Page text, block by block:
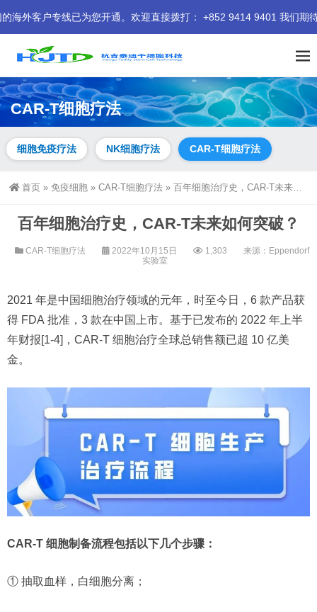
专线已为您开通。欢迎直接拨打： +852 9414 9401 我们期待为您服
CAR-T细胞疗法
细胞免疫疗法 NK细胞疗法 CAR-T细胞疗法
首页 » 免疫细胞 » CAR-T细胞疗法 » 百年细胞治疗史，CAR-T未来如何突破？
百年细胞治疗史，CAR-T未来如何突破？
CAR-T细胞疗法 2022年10月15日 1,303 来源： Eppendorf
实验室
2021 年是中国细胞治疗领域的元年，时至今日，6 款产品获
得 FDA 批准，3 款在中国上市。基于已发布的 2022 年上半
年财报[1-4]，CAR-T 细胞治疗全球总销售额已超 10 亿美
金。
CAR-T 细胞制备流程包括以下几个步骤：
① 抽取血样，白细胞分离；